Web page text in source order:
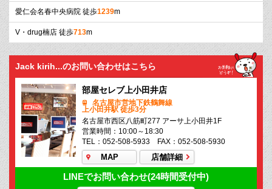
愛仁会名春中央病院 徒歩1239m
V・drug楠店 徒歩713m
Jack kirih...のお問い合わせはこちら
部屋セレブ上小田井店
名古屋市営地下鉄鶴舞線
上小田井駅 徒歩3分
名古屋市西区八筋町277 アーサ上小田井1F
営業時間：10:00～18:30
TEL：052-508-5933 FAX：052-508-5930
MAP 店舗詳細
LINEでお問い合わせ(24時間受付中)